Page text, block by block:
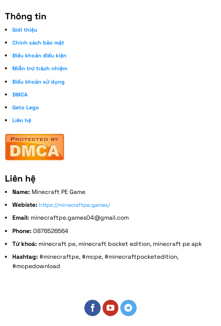
Thông tin
Giới thiệu
Chính sách bảo mật
Điều khoản điều kiện
Miễn trừ trách nhiệm
Điều khoản sử dụng
DMCA
Geto Lego
Liên hệ
Liên hệ
Name: Minecraft PE Game
Webiste:https://minecraftpe.games/
Email: minecraftpe.games04@gmail.com
Phone:0876526564
Từ khoá: minecraft pe, minecraft bocket edition, minecraft pe apk
Hashtag: #minecraftpe, #mcpe, #minecraftpocketedition,
#mcpedownload